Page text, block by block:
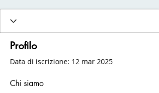
Profilo
Data di iscrizione: 12 mar 2025
Chi siamo